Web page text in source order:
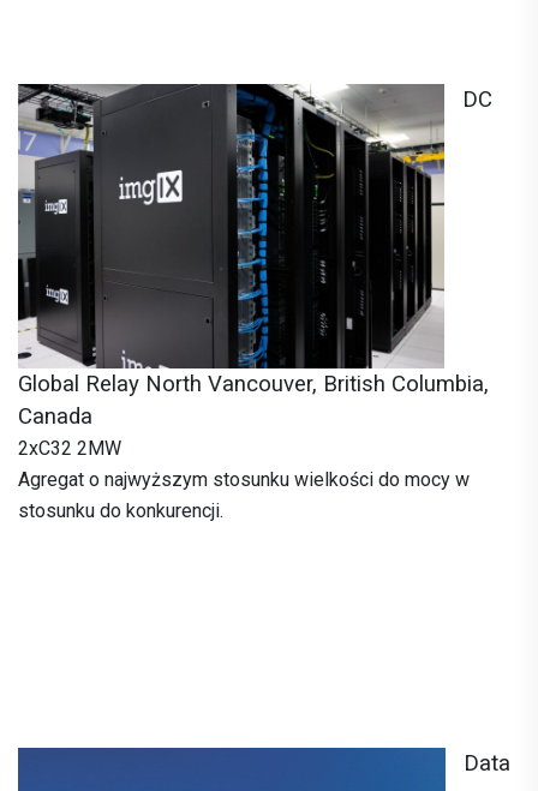
DC
Global Relay North Vancouver, British Columbia,
Canada
2xC32 2MW
Agregat o najwyższym stosunku wielkości do mocy w
stosunku do konkurencji.
Data